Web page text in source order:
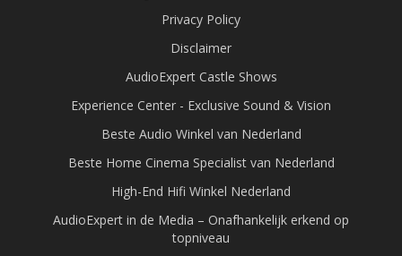
Privacy Policy
Disclaimer
AudioExpert Castle Shows
Experience Center - Exclusive Sound & Vision
Beste Audio Winkel van Nederland
Beste Home Cinema Specialist van Nederland
High-End Hifi Winkel Nederland
AudioExpert in de Media – Onafhankelijk erkend op
topniveau